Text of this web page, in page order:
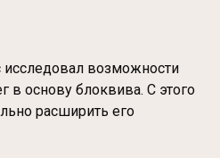
исследовал возможности
в основу блоквива. С этого
расширить его